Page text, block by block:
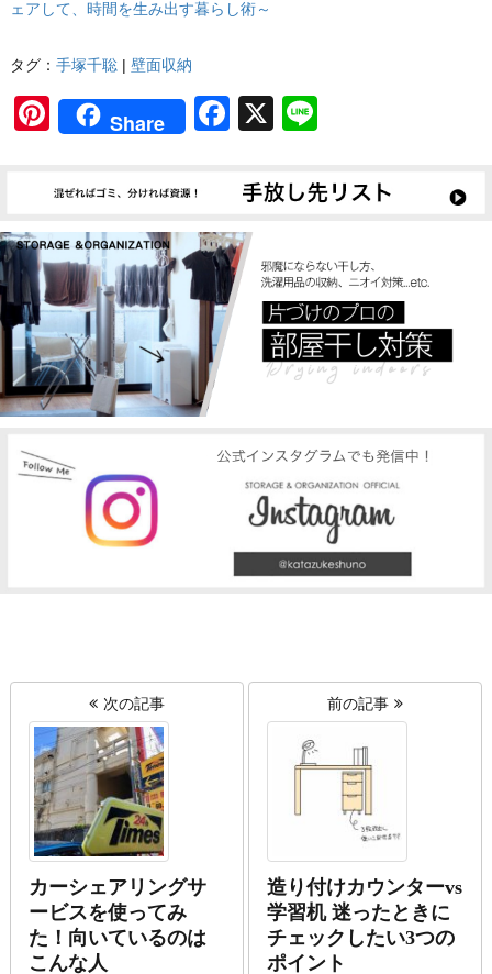
ェアして、時間を生み出す暮らし術～
タグ： 手塚千聡| 壁面収納
Pinterest
Share Facebook
X
次の記事
カーシェアリングサ
ービスを使ってみ
た！向いているのは
こんな人
前の記事
造り付けカウンターvs
学習机 迷ったときに
チェックしたい3つの
ポイント